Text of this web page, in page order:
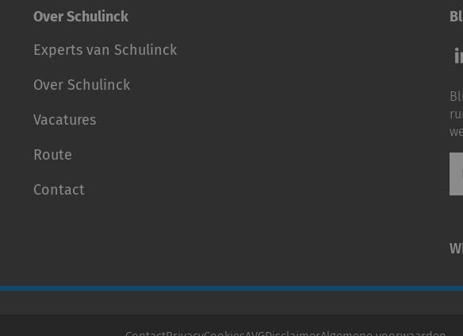
Over Schulinck
Experts van Schulinck
Over Schulinck
Vacatures
Route
Contact